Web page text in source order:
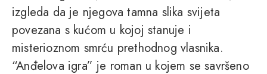
izgleda da je njegova tamna slika svijeta
povezana s kućom u kojoj stanuje i
misterioznom smrću prethodnog vlasnika.
“Anđelova igra” je roman u kojem se savršeno